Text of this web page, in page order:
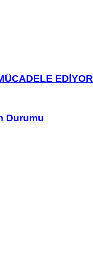
EDİYOR
Durumu